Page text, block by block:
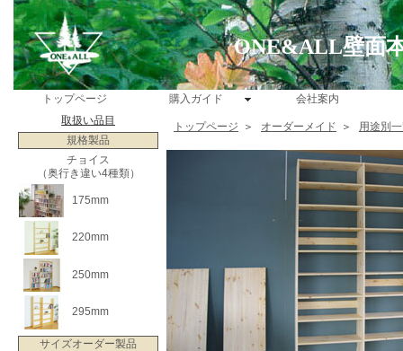
ONE&ALL壁面
トップページ 購入ガイド
会社案内
取扱い品目
規格製品
チョイス
（奥行き違い4種類）
175mm
220mm
250mm
295mm
サイズオーダー製品
トップページ ＞ オーダーメイド ＞ 用途別